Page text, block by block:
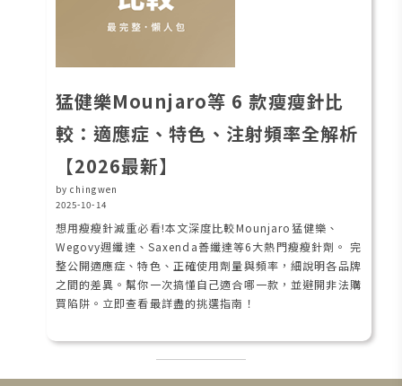
猛健樂Mounjaro等 6 款瘦瘦針比
較：適應症、特色、注射頻率全解析
【2026最新】
by chingwen
2025-10-14
想用瘦瘦針減重必看!本文深度比較Mounjaro猛健樂、
Wegovy週纖達、Saxenda善纖達等6大熱門瘦瘦針劑。 完
整公開適應症、特色、正確使用劑量與頻率，細說明各品牌
之間的差異。幫你一次搞懂自己適合哪一款，並避開非法購
買陷阱。立即查看最詳盡的挑選指南！